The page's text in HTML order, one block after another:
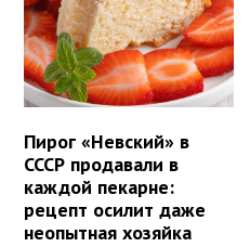
Пирог «Невский» в
СССР продавали в
каждой пекарне:
рецепт осилит даже
неопытная хозяйка